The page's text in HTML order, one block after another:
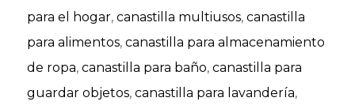
para el hogar, canastilla multiusos, canastilla
para alimentos, canastilla para almacenamiento
de ropa, canastilla para baño, canastilla para
guardar objetos, canastilla para lavandería,